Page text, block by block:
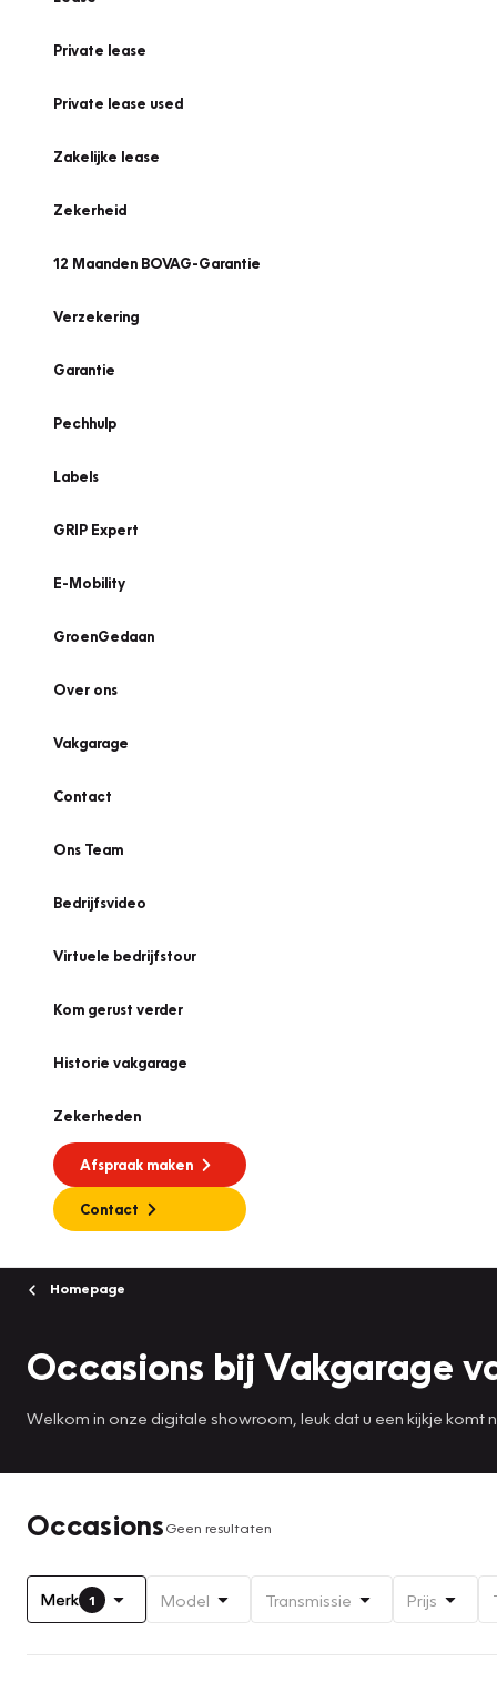
Private lease
Private lease used
Zakelijke lease
Zekerheid
12 Maanden BOVAG-Garantie
Verzekering
Garantie
Pechhulp
Labels
GRIP Expert
E-Mobility
GroenGedaan
Over ons
Vakgarage
Contact
Ons Team
Bedrijfsvideo
Virtuele bedrijfstour
Kom gerust verder
Historie vakgarage
Zekerheden
Afspraak maken
Contact
Homepage
Occasions bij Vakgarage
Welkom in onze digitale showroom, leuk dat u een kijkje komt
OccasionsGeen resultaten
Merk 1 Model Transmissie Prijs